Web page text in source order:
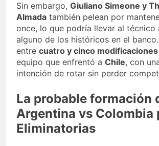
Sin embargo, Giuliano Simeone y
Almada también pelean por
once, lo que podría llevar al técnico
alguno de los históricos en el
entre cuatro y cinco modificaciones
equipo que enfrentó a Chile, con
intención de rotar sin perder
La probable formación
Argentina vs Colombia
Eliminatorias